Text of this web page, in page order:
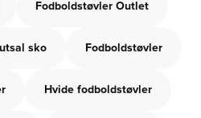
Fodboldstøvler Outlet
sko Fodboldstøvler
Hvide fodboldstøvler